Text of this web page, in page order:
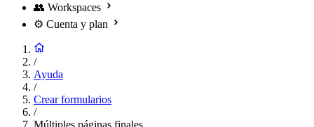
👥 Workspaces
⚙️ Cuenta y plan
/
Ayuda
/
Crear formularios
/
Múltiples páginas finales